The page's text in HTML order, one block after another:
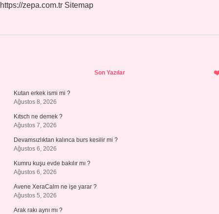
https://zepa.com.tr Sitemap
Son Yazılar
Kutan erkek ismi mi ?
Ağustos 8, 2026
Kıtsch ne demek ?
Ağustos 7, 2026
Devamsızlıktan kalınca burs kesilir mi ?
Ağustos 6, 2026
Kumru kuşu evde bakılır mı ?
Ağustos 6, 2026
Avene XeraCalm ne işe yarar ?
Ağustos 5, 2026
Arak rakı aynı mı ?